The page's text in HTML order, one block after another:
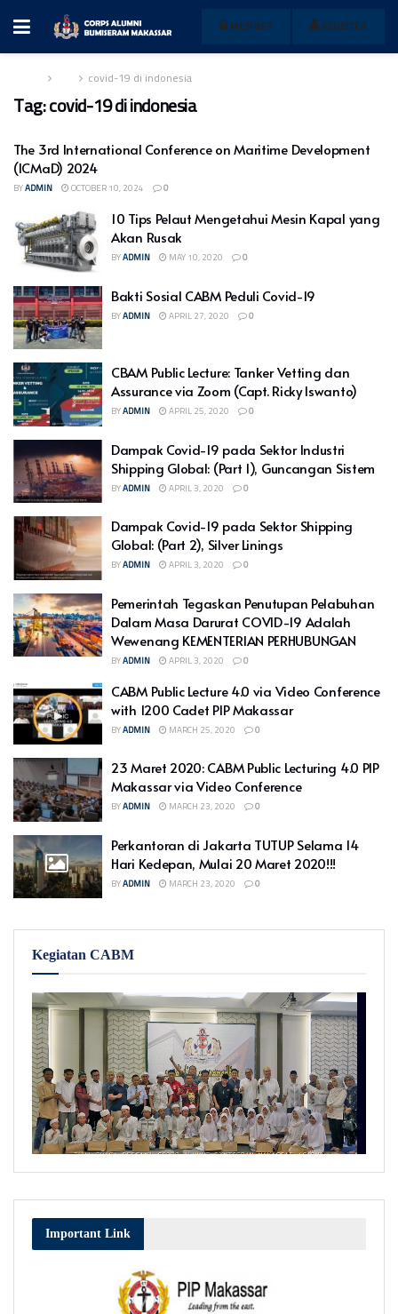
MEMBER REGISTER
covid-19 di indonesia
Tag:covid-19 di indonesia
The 3rd International Conference on Maritime Development
(ICMaD) 2024
BYADMIN OCTOBER 10, 2024 0
10 Tips Pelaut Mengetahui Mesin Kapal yang
Akan Rusak
BYADMIN MAY 10, 2020 0
Bakti Sosial CABM Peduli Covid-19
BYADMIN APRIL 27, 2020 0
CBAM Public Lecture: Tanker Vetting dan
Assurance via Zoom (Capt. Ricky Iswanto)
BYADMIN APRIL 25, 2020 0
Dampak Covid-19 pada Sektor Industri
Shipping Global: (Part 1), Guncangan Sistem
BYADMIN APRIL 3, 2020 0
Dampak Covid-19 pada Sektor Shipping
Global: (Part 2), Silver Linings
BYADMIN APRIL 3, 2020 0
Pemerintah Tegaskan Penutupan Pelabuhan
Dalam Masa Darurat COVID-19 Adalah
Wewenang KEMENTERIAN PERHUBUNGAN
BYADMIN APRIL 3, 2020 0
CABM Public Lecture 4.0 via Video Conference
with 1200 Cadet PIP Makassar
BYADMIN MARCH 25, 2020 0
23 Maret 2020: CABM Public Lecturing 4.0 PIP
Makassar via Video Conference
BYADMIN MARCH 23, 2020 0
Perkantoran di Jakarta TUTUP Selama 14
Hari Kedepan, Mulai 20 Maret 2020!!!
BYADMIN MARCH 23, 2020 0
Kegiatan CABM
Important Link